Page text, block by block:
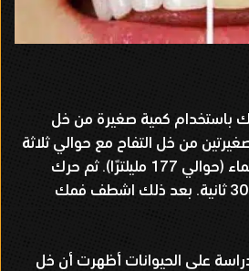
باستخدام كمية صغيرة من خل
من خل التفاح مع حوالي ثلاثة
(حوالي 177 مليلترًا).ثم حرك
30 ثانية. بعد ذلك اشطف فمك
على الحيوانات أظهرت أن خل